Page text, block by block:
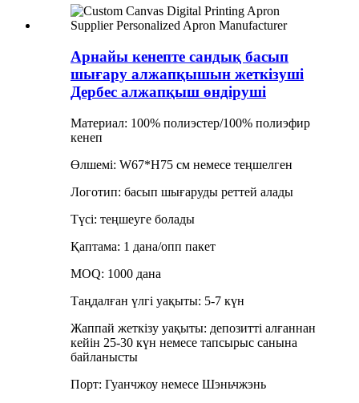
Арнайы кенепте сандық басып
шығару алжапқышын жеткізуші
Дербес алжапқыш өндіруші
Материал: 100% полиэстер/100% полиэфир
кенеп
Өлшемі: W67*H75 см немесе теңшелген
Логотип: басып шығаруды реттей алады
Түсі: теңшеуге болады
Қаптама: 1 дана/опп пакет
MOQ: 1000 дана
Таңдалған үлгі уақыты: 5-7 күн
Жаппай жеткізу уақыты: депозитті алғаннан
кейін 25-30 күн немесе тапсырыс санына
байланысты
Порт: Гуанчжоу немесе Шэньчжэнь